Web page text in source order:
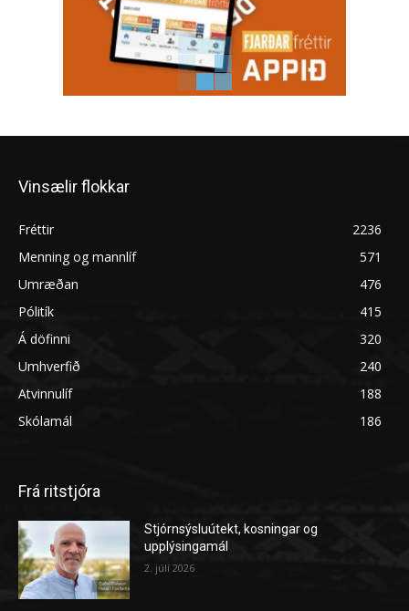
Vinsælir flokkar
Fréttir
2236
Menning og mannlíf
571
Umræðan
476
Pólitík
415
Á döfinni
320
Umhverfið
240
Atvinnulíf
188
Skólamál
186
Frá ritstjóra
Stjórnsýsluútekt, kosningar og
upplýsingamál
2. júlí 2026